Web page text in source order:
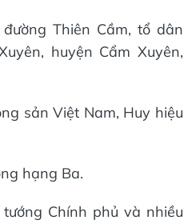
Thiên Cầm, tổ dân
huyện Cẩm Xuyên,
sản Việt Nam, Huy hiệu
hạng Ba.
Chính phủ và nhiều